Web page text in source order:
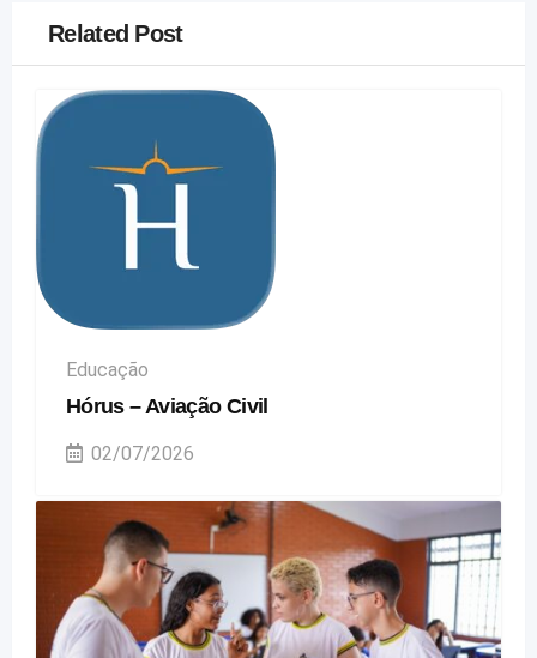
Related Post
Educação
Hórus – Aviação Civil
02/07/2026